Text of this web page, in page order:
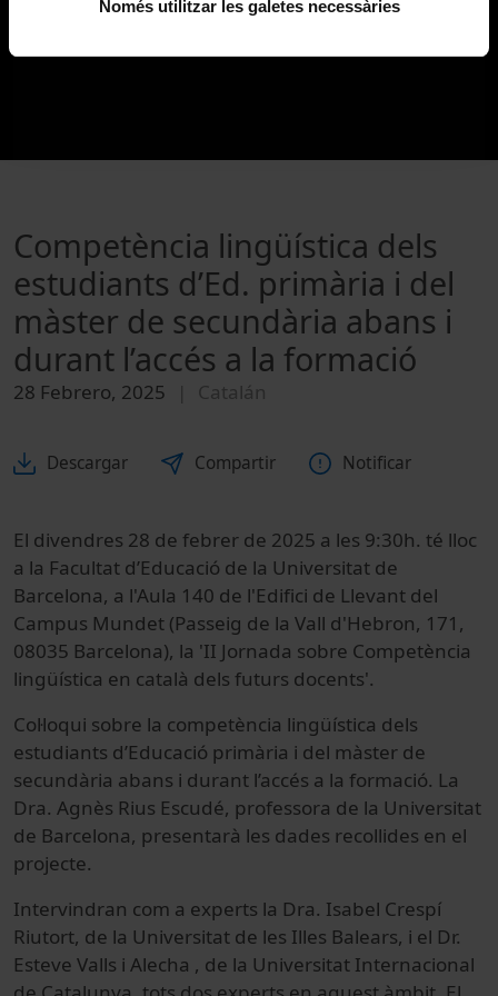
Només utilitzar les galetes necessàries
Competència lingüística dels
estudiants d’Ed. primària i del
màster de secundària abans i
durant l’accés a la formació
28 Febrero, 2025 Catalán
Descargar Compartir Notificar
El divendres 28 de febrer de 2025 a les 9:30h. té lloc
a la Facultat d’Educació de la Universitat de
Barcelona, a l'Aula 140 de l'Edifici de Llevant del
Campus Mundet (Passeig de la Vall d'Hebron, 171,
08035 Barcelona), la 'II Jornada sobre Competència
lingüística en català dels futurs docents'.
Col·loqui sobre la competència lingüística dels
estudiants d’Educació primària i del màster de
secundària abans i durant l’accés a la formació. La
Dra. Agnès Rius Escudé, professora de la Universitat
de Barcelona, presentarà les dades recollides en el
projecte.
Intervindran com a experts la Dra. Isabel Crespí
Riutort, de la Universitat de les Illes Balears, i el Dr.
Esteve Valls i Alecha , de la Universitat Internacional